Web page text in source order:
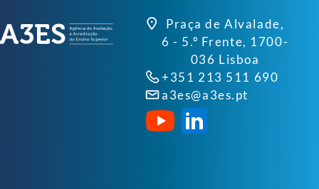
Praça de Alvalade,
6 - 5.º Frente, 1700-
036 Lisboa
+351 213 511 690
a3es@a3es.pt